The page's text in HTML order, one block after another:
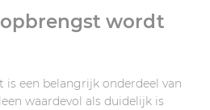
wordt
is een belangrijk onderdeel van
waardevol als duidelijk is